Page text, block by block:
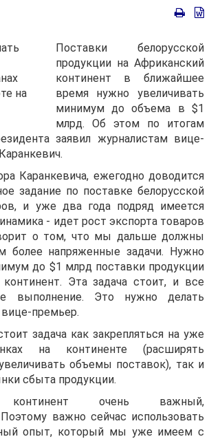
Поставки белорусской
продукции на Африканский
континент в ближайшее
время нужно увеличивать
минимум до объема в $1
млрд. Об этом по итогам
заявил журналистам вице-
Каранкевича, ежегодно доводится
задание по поставке белорусской
и уже два года подряд имеется
- идет рост экспорта товаров
о том, что мы дальше должны
более напряженные задачи. Нужно
до $1 млрд поставки продукции
Эта задача стоит, и все
выполнение. Это нужно делать
вице-премьер.
задача как закрепляться на уже
на континенте (расширять
объемы поставок), так и
сбыта продукции.
континент очень важный,
важно сейчас использовать
опыт, который мы уже имеем с